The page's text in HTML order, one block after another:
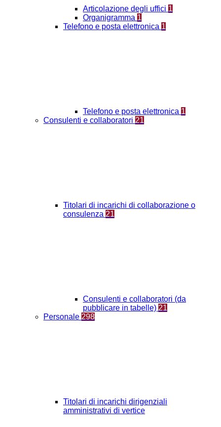
Articolazione degli uffici 1
Organigramma 1
Telefono e posta elettronica 1
Telefono e posta elettronica 1
Consulenti e collaboratori 21
Titolari di incarichi di collaborazione o
consulenza 21
Consulenti e collaboratori (da
pubblicare in tabelle) 21
Personale 298
Titolari di incarichi dirigenziali
amministrativi di vertice